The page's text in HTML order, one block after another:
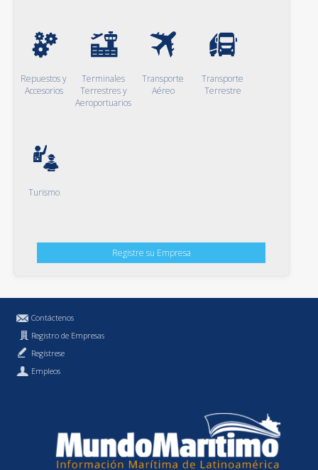
Repuestos y
Accesorios
Terminales
Terrestres y
Aeroportuarios
Transporte
Aéreo
Transporte
Terrestre
Turismo
Registre su Empresa
Contáctenos
Registro de Empresas
Regístrese
Empleos